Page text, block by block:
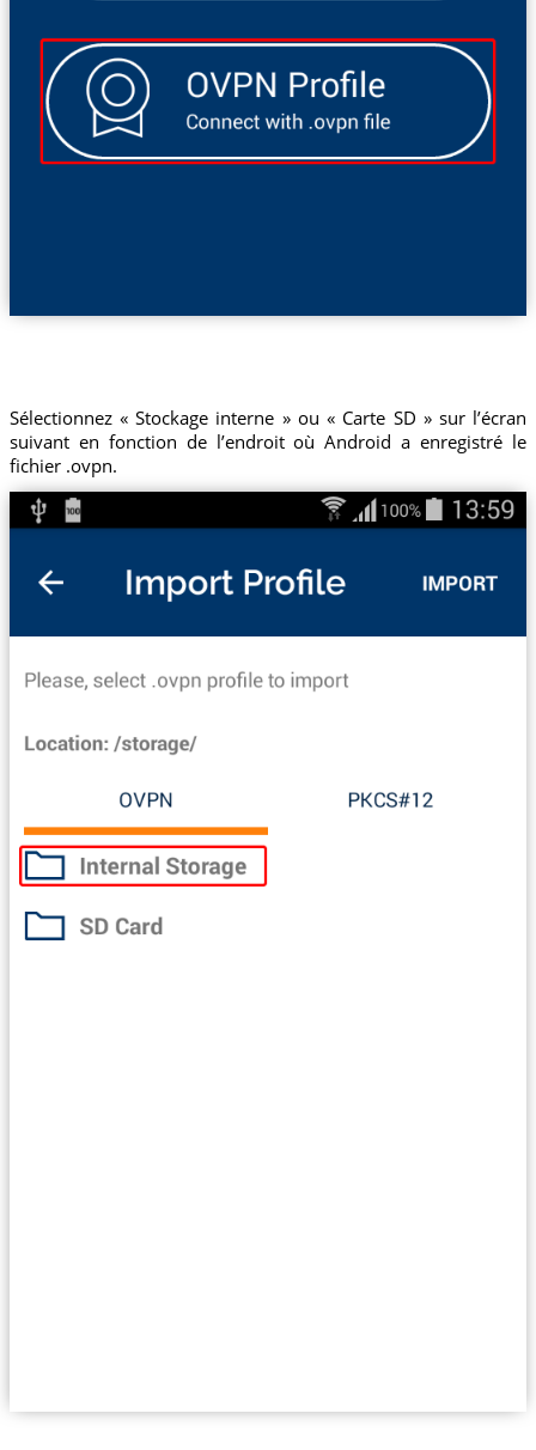
Sélectionnez « Stockage interne » ou « Carte SD » sur l’écran
suivant en fonction de l’endroit où Android a enregistré le
fichier .ovpn.